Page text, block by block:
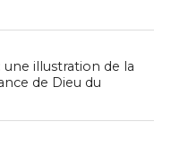
une illustration de la
de Dieu du